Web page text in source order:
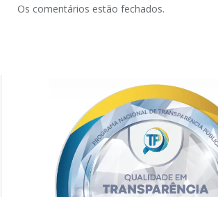
Os comentários estão fechados.